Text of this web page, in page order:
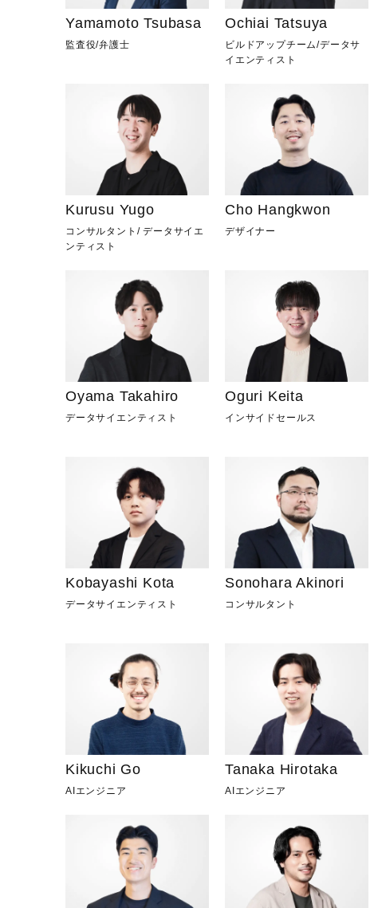
Yamamoto Tsubasa
監査役/弁護士
Ochiai Tatsuya
ビルドアップチーム/データサ
イエンティスト
Kurusu Yugo
コンサルタント /データサイエ
ンティスト
Cho Hangkwon
デザイナー
Oyama Takahiro
データサイエンティスト
Oguri Keita
インサイドセールス
Kobayashi Kota
データサイエンティスト
Sonohara Akinori
コンサルタント
Kikuchi Go
AIエンジニア
Tanaka Hirotaka
AIエンジニア